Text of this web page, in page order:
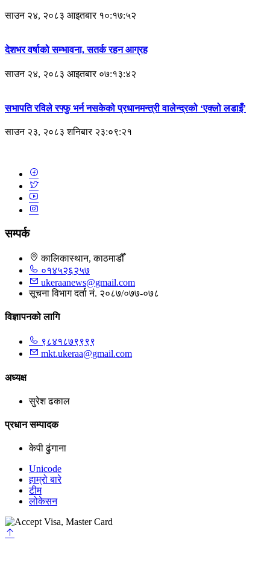
साउन २४, २०८३ आइतबार १०:१७:५२
देशभर वर्षाको सम्भावना, सतर्क रहन आग्रह
साउन २४, २०८३ आइतबार ०७:१३:४२
सभापति रविले रफ्फु भर्न नसकेको प्रधानमन्त्री वालेन्द्रको ‘एक्लो लडाइँ’
साउन २३, २०८३ शनिबार २३:०९:२१
सम्पर्क
कालिकास्थान, काठमाडौँ
०१४५२६२५७
ukeraanews@gmail.com
सूचना विभाग दर्ता नं. २०८७/०७७-०७८
विज्ञापनको लागि
९८४१८७९९९९
mkt.ukeraa@gmail.com
अध्यक्ष
सुरेश ढकाल
प्रधान सम्पादक
केपी ढुंगाना
Unicode
हाम्रो बारे
टीम
लोकेसन